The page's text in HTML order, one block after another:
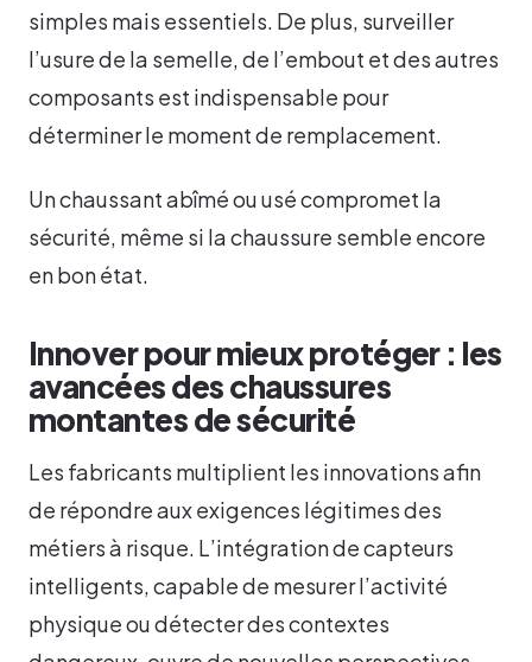
simples mais essentiels. De plus, surveiller
l’usure de la semelle, de l’embout et des autres
composants est indispensable pour
déterminer le moment de remplacement.
Un chaussant abîmé ou usé compromet la
sécurité, même si la chaussure semble encore
en bon état.
Innover pour mieux protéger : les
avancées des chaussures
montantes de sécurité
Les fabricants multiplient les innovations afin
de répondre aux exigences légitimes des
métiers à risque. L’intégration de capteurs
intelligents, capable de mesurer l’activité
physique ou détecter des contextes